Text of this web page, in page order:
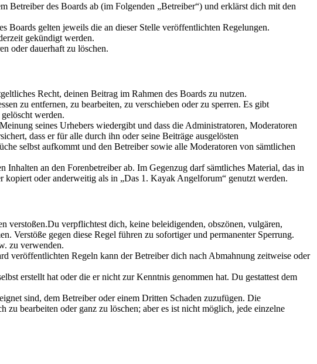
des Boards ab (im Folgenden „Betreiber“) und erklärst dich mit den
Boards gelten jeweils die an dieser Stelle veröffentlichten Regelungen.
gekündigt werden.
oder dauerhaft zu löschen.
Recht, deinen Beitrag im Rahmen des Boards zu nutzen.
zu entfernen, zu bearbeiten, zu verschieben oder zu sperren. Es gibt
werden.
seines Urhebers wiedergibt und dass die Administratoren, Moderatoren
dass er für alle durch ihn oder seine Beiträge ausgelösten
selbst aufkommt und den Betreiber sowie alle Moderatoren von sämtlichen
an den Forenbetreiber ab. Im Gegenzug darf sämtliches Material, das in
oder anderweitig als in „Das 1. Kayak Angelforum“ genutzt werden.
verstoßen.Du verpflichtest dich, keine beleidigenden, obszönen, vulgären,
Verstöße gegen diese Regel führen zu sofortiger und permanenter Sperrung.
zu verwenden.
veröffentlichten Regeln kann der Betreiber dich nach Abmahnung zeitweise oder
erstellt hat oder die er nicht zur Kenntnis genommen hat. Du gestattest dem
sind, dem Betreiber oder einem Dritten Schaden zuzufügen. Die
bearbeiten oder ganz zu löschen; aber es ist nicht möglich, jede einzelne